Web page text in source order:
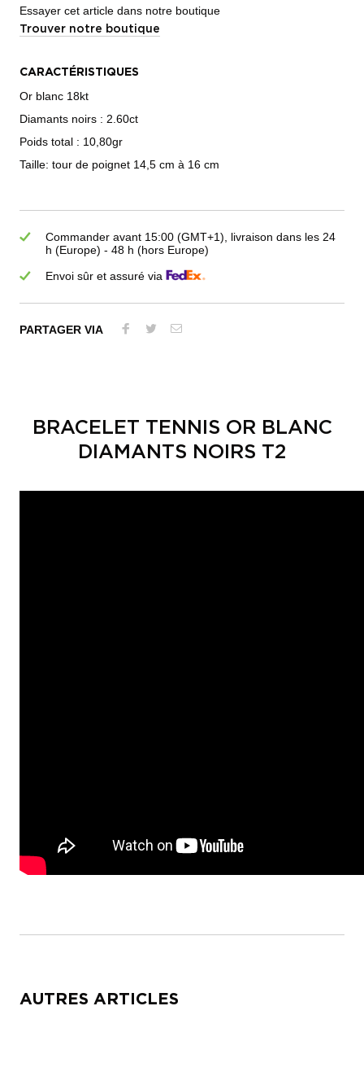
Essayer cet article dans notre boutique
Trouver notre boutique
CARACTÉRISTIQUES
Or blanc 18kt
Diamants noirs : 2.60ct
Poids total : 10,80gr
Taille: tour de poignet 14,5 cm à 16 cm
Commander avant 15:00 (GMT+1), livraison dans les 24
h (Europe) - 48 h (hors Europe)
Envoi sûr et assuré via
PARTAGER VIA
BRACELET TENNIS OR BLANC
DIAMANTS NOIRS T2
AUTRES ARTICLES